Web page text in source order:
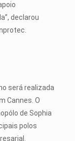
declarou
será realizada
Cannes. O
de Sophia
polos